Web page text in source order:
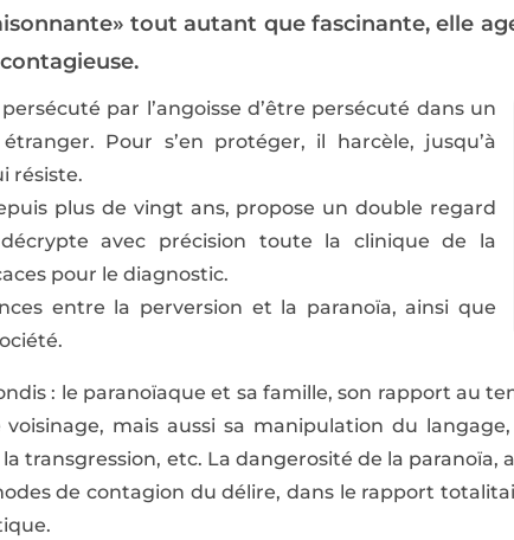
tout autant que fascinante, elle
par l’angoisse d’être persécuté dans un
Pour s’en protéger, il harcèle, jusqu’à
résiste.
plus de vingt ans, propose un double regard
avec précision toute la clinique de la
pour le diagnostic.
entre la perversion et la paranoïa, ainsi que
: le paranoïaque et sa famille, son rapport au
mais aussi sa manipulation du
transgression, etc. La dangerosité de la paranoïa,
de contagion du délire, dans le rapport